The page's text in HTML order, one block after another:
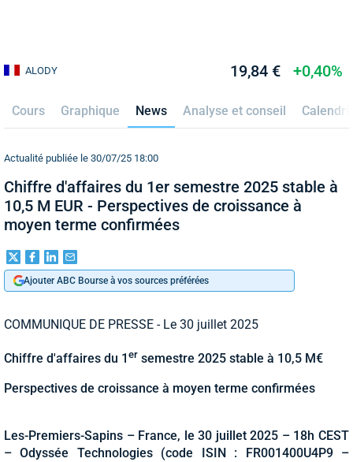
ALODY 19,84 € +0,40%
Cours Graphique News Analyse et conseil
Actualité publiée le 30/07/25 18:00
Chiffre d'affaires du 1er semestre 2025 stable à
10,5 M EUR - Perspectives de croissance à
moyen terme confirmées
Ajouter ABC Bourse à vos sources préférées
COMMUNIQUE DE PRESSE - Le 30 juillet 2025
Chiffre d'affaires du 1 er semestre 2025 stable à 10,5 M€
Perspectives de croissance à moyen terme confirmées
Les-Premiers-Sapins – France, le 30 juillet 2025 – 18h CEST
– Odyssée Technologies (code ISIN : FR001400U4P9 –